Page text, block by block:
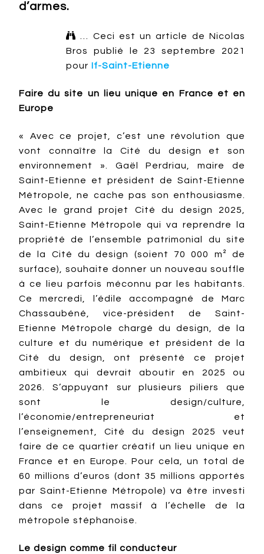
d’armes.
 … Ceci est un article de Nicolas
Bros publié le 23 septembre 2021
pour If-Saint-Etienne
Faire du site un lieu unique en France et en
Europe
« Avec ce projet, c’est une révolution que
vont connaître la Cité du design et son
environnement ». Gaël Perdriau, maire de
Saint-Etienne et président de Saint-Etienne
Métropole, ne cache pas son enthousiasme.
Avec le grand projet Cité du design 2025,
Saint-Etienne Métropole qui va reprendre la
propriété de l’ensemble patrimonial du site
de la Cité du design (soient 70 000 m² de
surface), souhaite donner un nouveau souffle
à ce lieu parfois méconnu par les habitants.
Ce mercredi, l’édile accompagné de Marc
Chassaubéné, vice-président de Saint-
Etienne Métropole chargé du design, de la
culture et du numérique et président de la
Cité du design, ont présenté ce projet
ambitieux qui devrait aboutir en 2025 ou
2026. S’appuyant sur plusieurs piliers que
sont le design/culture,
l’économie/entrepreneuriat et
l’enseignement, Cité du design 2025 veut
faire de ce quartier créatif un lieu unique en
France et en Europe. Pour cela, un total de
60 millions d’euros (dont 35 millions apportés
par Saint-Etienne Métropole) va être investi
dans ce projet massif à l’échelle de la
métropole stéphanoise.
Le design comme fil conducteur